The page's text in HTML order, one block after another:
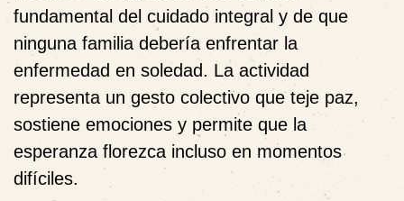
fundamental del cuidado integral y de que
ninguna familia debería enfrentar la
enfermedad en soledad. La actividad
representa un gesto colectivo que teje paz,
sostiene emociones y permite que la
esperanza florezca incluso en momentos
difíciles.